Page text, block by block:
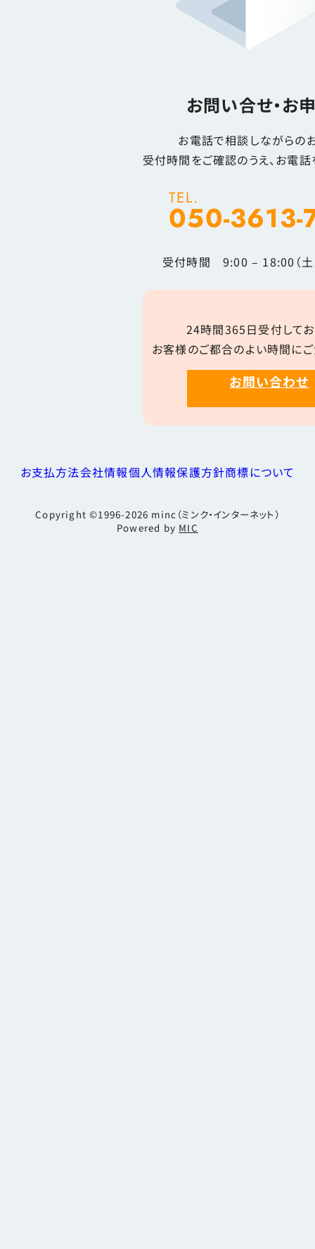
お問い合せ・お
お電話で相談しながらの
受付時間をご確認のうえ、お電話
TEL.
050-3613-
受付時間 9:00 – 18:00（土
24時間365日受付してお
お客様のご都合のよい時間にご
お問い合わせ
お支払方法会社情報個人情報保護方針商標について
Copyright ©1996-2026 minc（ミンク・インターネット）
Powered by MIC